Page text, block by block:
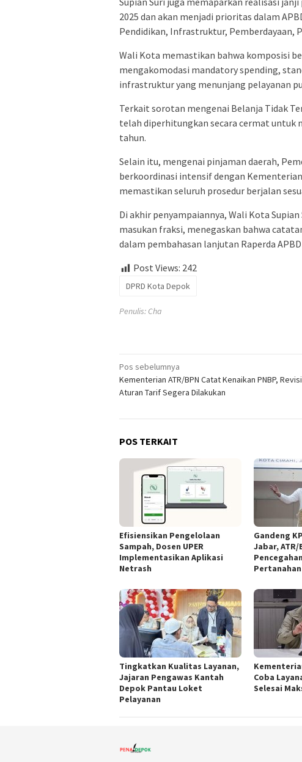
2025 dan akan menjadi prioritas dalam
Pendidikan, Infrastruktur, Pemberdayaan,
Wali Kota memastikan bahwa komposisi
mengakomodasi mandatory spending,
infrastruktur yang menunjang pelayanan
Terkait sorotan mengenai Belanja Tidak
telah diperhitungkan secara cermat untuk
tahun.
Selain itu, mengenai pinjaman daerah,
berkoordinasi intensif dengan
memastikan seluruh prosedur berjalan
Di akhir penyampaiannya, Wali Kota
masukan fraksi, menegaskan bahwa
dalam pembahasan lanjutan Raperda APBD
Post Views: 242
DPRD Kota Depok
Penulis: Cha
Navigasi
pos
Pos sebelumnya
Kementerian ATR/BPN Catat Kenaikan PNBP, Revisi
Aturan Tarif Segera Dilakukan
POS TERKAIT
Efisiensikan Pengelolaan
Sampah, Dosen UPER
Implementasikan Aplikasi
Netrash
Gandeng
Jabar,
Pertanahan
Tingkatkan Kualitas Layanan,
Jajaran Pengawas Kantah
Depok Pantau Loket
Pelayanan
Coba
Selesai